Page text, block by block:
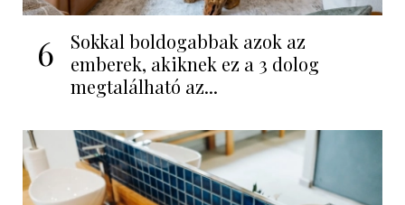
6
Sokkal boldogabbak azok az
emberek, akiknek ez a 3 dolog
megtalálható az...